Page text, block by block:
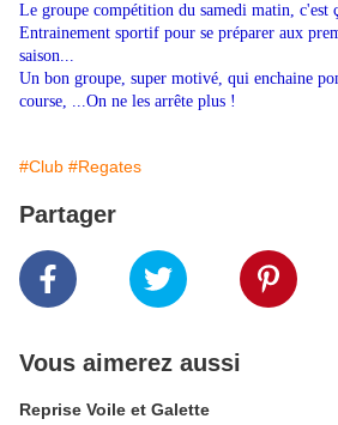
Le groupe compétition du samedi matin, c'est
Entrainement sportif pour se préparer aux
saison...
Un bon groupe, super motivé, qui enchaine
course, ...On ne les arrête plus !
#Club #Regates
Partager
Vous aimerez aussi
Reprise Voile et Galette